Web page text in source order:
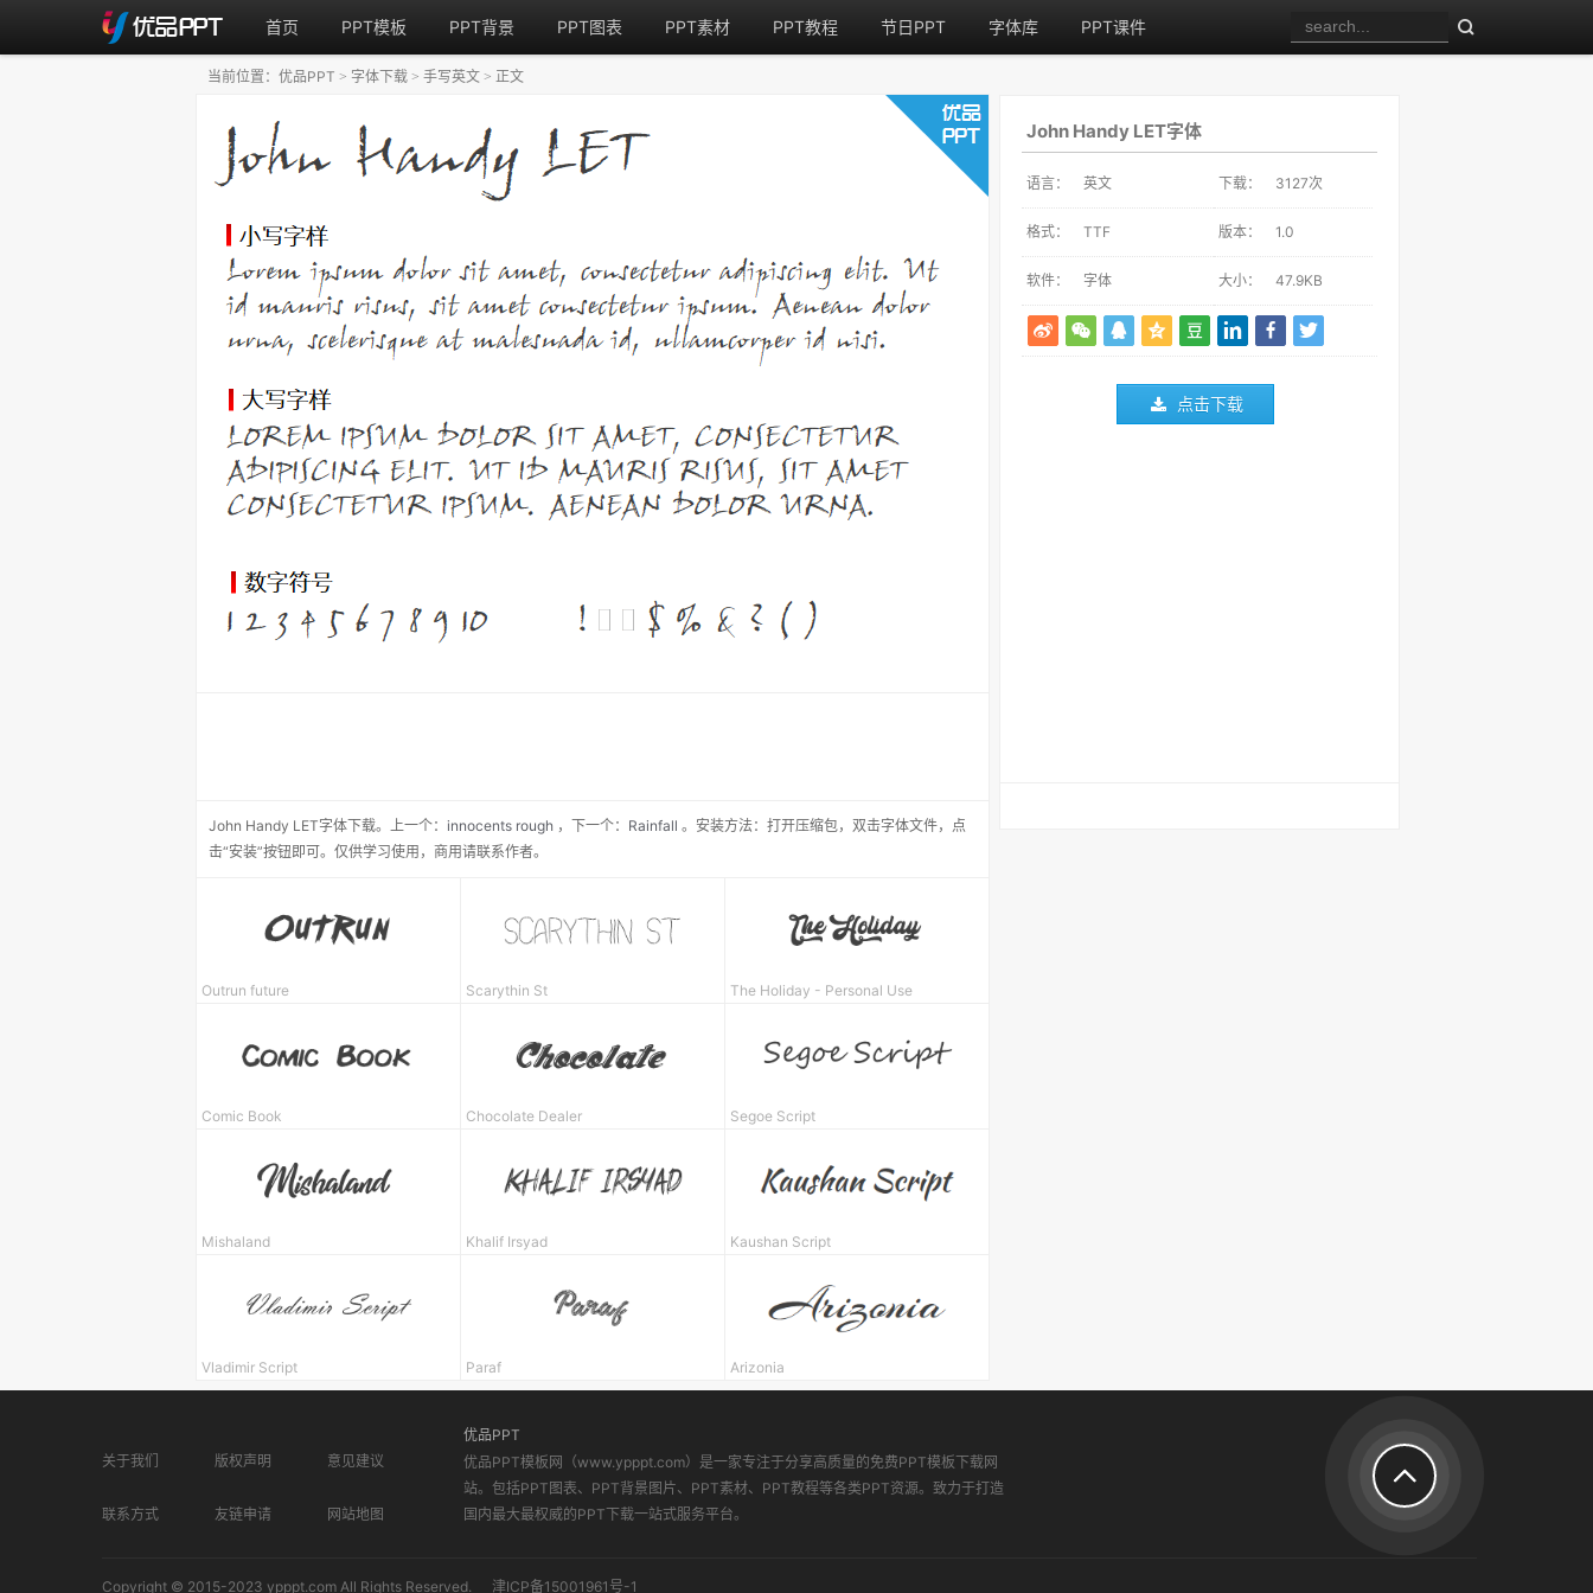
首页 PPT模板 PPT背景 PPT图表 PPT素材 PPT教程 节日PPT 字体库 PPT课件
John Handy LET字体
语言： 英文 下载： 3127次
格式： TTF 版本： 1.0
软件： 字体 大小： 47.9KB
点击下载
John Handy LET字体下载。 上一个： innocents rough ， 下一个： Rainfall 。安装方法：打开压缩包，双击字体文件，点
击“安装”按钮即可。仅供学习使用，商用请联系作者。
当前位置： 优品PPT > 字体下载 > 手写英文 > 正文
Outrun future Scarythin St The Holiday - Personal Use
Comic Book Chocolate Dealer Segoe Script
Mishaland Khalif Irsyad Kaushan Script
Vladimir Script Paraf Arizonia
关于我们 版权声明 意见建议
联系方式 友链申请 网站地图
优品PPT
优品PPT模板网（www.ypppt.com）是一家专注于分享高质量的免费PPT模板下载网
站。包括PPT图表、PPT背景图片、PPT素材、PPT教程等各类PPT资源。致力于打造
国内最大最权威的PPT下载一站式服务平台。
Copyright © 2015-2023 ypppt.com All Rights Reserved. 津ICP备15001961号-1